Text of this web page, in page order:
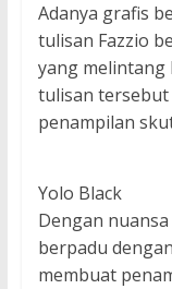
Adanya grafis
tulisan Fazzio
yang melintang
tulisan tersebut
penampilan
Yolo Black
Dengan
berpadu
membuat